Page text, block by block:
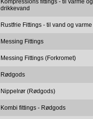
Kompressions fittings - til varme og
drikkevand
Rustfrie Fittings - til vand og varme
Messing Fittings
Messing Fittings (Forkromet)
Rødgods
Nippelrør (Rødgods)
Kombi fittings - Rødgods